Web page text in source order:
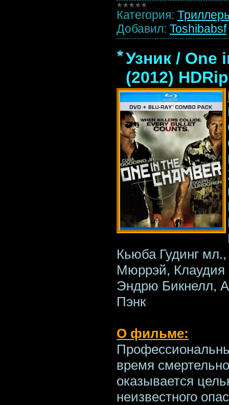
Категория:
Добавил: Toshibabsf
Узник / One
(2012) HDRip
Кьюба Гудинг
Мюррэй, Клаудия
Эндрю Бикнелл,
Пэнк
О фильме:
время
оказывается
неизвестного